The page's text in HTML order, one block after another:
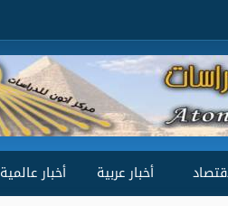
أخبار عربية أخبار عالمية